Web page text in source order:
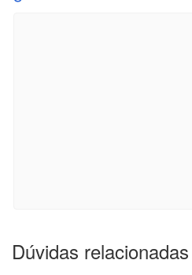
Dúvidas relacionadas